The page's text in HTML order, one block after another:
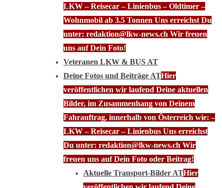
LKW – Reisecar – Linienbus – Oldtimer –
Wohnmobil ab 3.5 Tonnen Uns erreichst Du
unter: redaktion@lkw-news.ch Wir freuen
uns auf Dein Foto!
Veteranen LKW & BUS AT
Deine Fotos und Beiträge ATHier
veröffentlichen wir laufend Deine aktuellen
Bilder, im Zusammenhang von Deinem
Fahrauftrag, innerhalb von Österreich wie: –
LKW – Reisecar – Linienbus Uns erreichst
Du unter: redaktion@lkw-news.ch Wir
freuen uns auf Dein Foto oder Beitrag!
Aktuelle Transport-Bilder ATHier